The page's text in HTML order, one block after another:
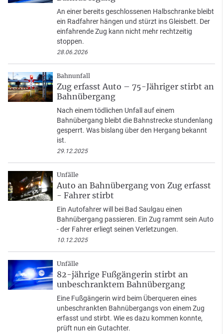
An einer bereits geschlossenen Halbschranke bleibt
ein Radfahrer hängen und stürzt ins Gleisbett. Der
einfahrende Zug kann nicht mehr rechtzeitig
stoppen.
28.06.2026
Bahnunfall
Zug erfasst Auto – 75-Jähriger stirbt an
Bahnübergang
Nach einem tödlichen Unfall auf einem
Bahnübergang bleibt die Bahnstrecke stundenlang
gesperrt. Was bislang über den Hergang bekannt
ist.
29.12.2025
Unfälle
Auto an Bahnübergang von Zug erfasst
- Fahrer stirbt
Ein Autofahrer will bei Bad Saulgau einen
Bahnübergang passieren. Ein Zug rammt sein Auto
- der Fahrer erliegt seinen Verletzungen.
10.12.2025
Unfälle
82-jährige Fußgängerin stirbt an
unbeschranktem Bahnübergang
Eine Fußgängerin wird beim Überqueren eines
unbeschrankten Bahnübergangs von einem Zug
erfasst und stirbt. Wie es dazu kommen konnte,
prüft nun ein Gutachter.